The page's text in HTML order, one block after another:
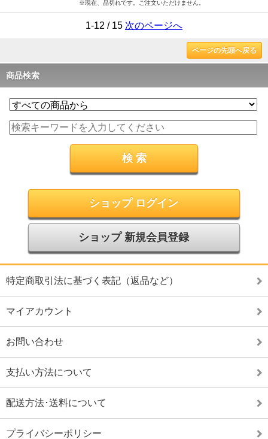
※現在、品切れです。ご注文いただけません。
1-12 / 15 次のページへ
ページの先頭へ戻る
商品検索
ショップ ログイン
ショップ 新規会員登録
特定商取引法に基づく表記（返品など）
マイアカウント
お問い合わせ
支払い方法について
配送方法･送料について
プライバシーポリシー